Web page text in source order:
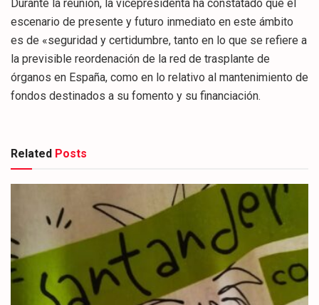
Durante la reunión, la vicepresidenta ha constatado que el
escenario de presente y futuro inmediato en este ámbito
es de «seguridad y certidumbre, tanto en lo que se refiere a
la previsible reordenación de la red de trasplante de
órganos en España, como en lo relativo al mantenimiento de
fondos destinados a su fomento y su financiación.
Related Posts